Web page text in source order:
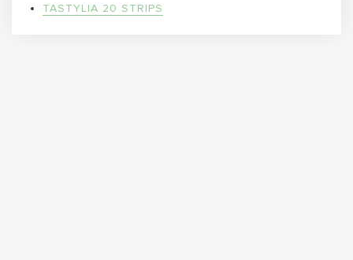
TASTYLIA 20 STRIPS